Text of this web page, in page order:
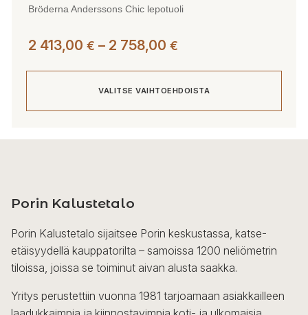
Bröderna Anderssons Chic lepotuoli
2 413,00 € – 2 758,00 €
-
2
VALITSE VAIHTOEHDOISTA
muunnelma.
tehdä
valinnat
tuotteen
sivulla.
Porin Kalustetalo
Porin Kalustetalo sijaitsee Porin keskustassa, katse-
etäisyydellä kauppatorilta – samoissa 1200 neliömetrin
tiloissa, joissa se toiminut aivan alusta saakka.
Yritys perustettiin vuonna 1981 tarjoamaan asiakkailleen